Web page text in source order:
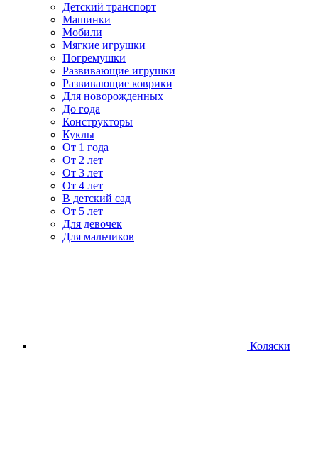
Детский транспорт
Машинки
Мобили
Мягкие игрушки
Погремушки
Развивающие игрушки
Развивающие коврики
Для новорожденных
До года
Конструкторы
Куклы
От 1 года
От 2 лет
От 3 лет
От 4 лет
В детский сад
От 5 лет
Для девочек
Для мальчиков
Коляски